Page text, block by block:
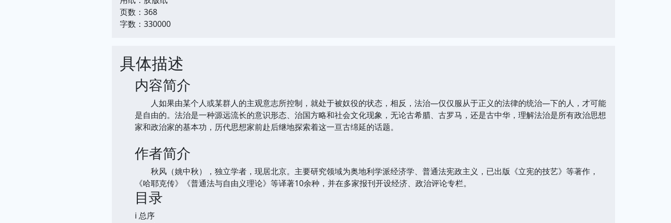
页数：368
字数：330000
具体描述
内容简介
人如果由某个人或某群人的主观意志所控制，就处于被奴役的状态，相反，法治—仅仅服从于正义的法律的统治—下的人，才可能
是自由的。法治是一种源远流长的意识形态、治国方略和社会文化现象，无论古希腊、古罗马，还是古中华，理解法治是所有政治思想
家和政治家的基本功，历代思想家前赴后继地探索着这一亘古绵延的话题。
作者简介
秋风（姚中秋），独立学者，现居北京。主要研究领域为奥地利学派经济学、普通法宪政主义，已出版《立宪的技艺》等著作，
《哈耶克传》《普通法与自由义理论》等译著10余种，并在多家报刊开设经济、政治评论专栏。
目录
i 总序